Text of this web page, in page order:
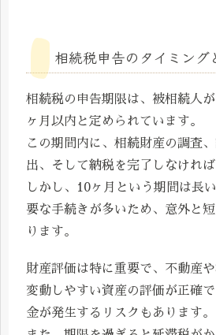
相続税申告のタイミング
相続税の申告期限は、被相続人
ヶ月以内と定められています。
この期間内に、相続財産の調査
出、そして納税を完了しなければ
しかし、10ヶ月という期間は長
要な手続きが多いため、意外と
ります。
財産評価は特に重要で、不動産
変動しやすい資産の評価が正確
金が発生するリスクもあります。